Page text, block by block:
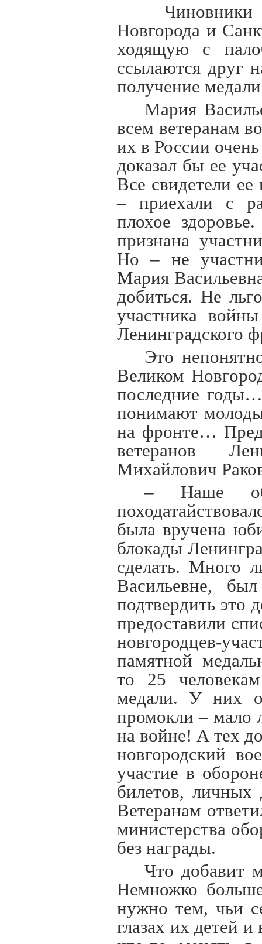
Новгорода и
ходящую с
ссылаются друг
получение
Мария
всем ветеранам
их в России
доказал бы ее
Все свидетели ее
– приехали с
плохое
признана
Но – не
Мария
добиться. Не
участника
Ленинградского
Это
Великом
последние
понимают
на фронте…
ветеранов
Михайлович
– Наше
была вручена
блокады
сделать. Много
Васильевне,
подтвердить это
предоставили
новгородцев-
памятной
то 25
медали. У них
промокли – мало
на войне! А тех
новгородский
участие в
билетов, личных
Ветеранам
министерства
без награды.
Что добавит
Немножко
нужно тем, чьи
глазах их детей